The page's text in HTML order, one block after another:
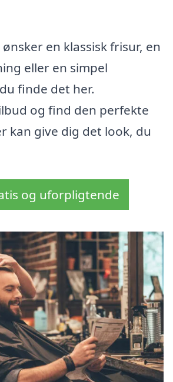
en klassisk frisur, en
eller en simpel
finde det her.
og find den perfekte
kan give dig det look, du
og uforpligtende